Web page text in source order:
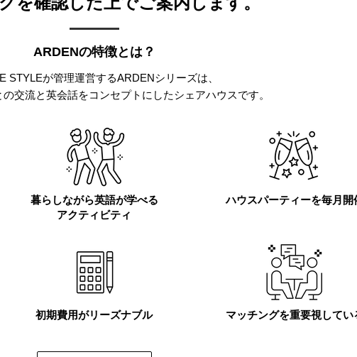
ARDENの特徴とは？
STYLEが管理運営するARDENシリーズは、
交流と英会話をコンセプトにしたシェアハウスです。
暮らしながら英語が学べる
アクティビティ
ハウスパーティーを毎月開
初期費用がリーズナブル マッチングを重要視してい